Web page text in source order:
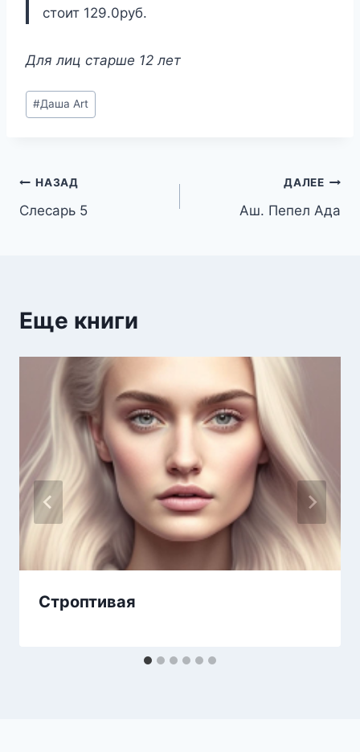
стоит 129.0руб.
Для лиц старше 12 лет
Метки
записи:
#Даша Art
Навигация
по
НАЗАД
Слесарь 5
ДАЛЕЕ
Аш. Пепел Ада
Еще книги
Строптивая